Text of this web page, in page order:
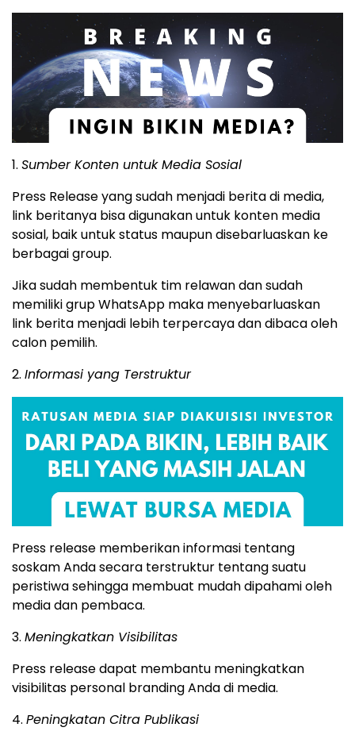
1. Sumber Konten untuk Media Sosial
Press Release yang sudah menjadi berita di media,
link beritanya bisa digunakan untuk konten media
sosial, baik untuk status maupun disebarluaskan ke
berbagai group.
Jika sudah membentuk tim relawan dan sudah
memiliki grup WhatsApp maka menyebarluaskan
link berita menjadi lebih terpercaya dan dibaca oleh
calon pemilih.
2. Informasi yang Terstruktur
Press release memberikan informasi tentang
soskam Anda secara terstruktur tentang suatu
peristiwa sehingga membuat mudah dipahami oleh
media dan pembaca.
3. Meningkatkan Visibilitas
Press release dapat membantu meningkatkan
visibilitas personal branding Anda di media.
4. Peningkatan Citra Publikasi